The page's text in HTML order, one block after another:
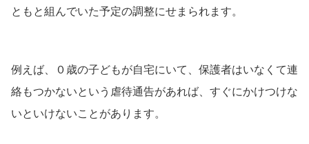
ともと組んでいた予定の調整にせまられます。
例えば、０歳の子どもが自宅にいて、保護者はいなくて連
絡もつかないという虐待通告があれば、すぐにかけつけな
いといけないことがあります。